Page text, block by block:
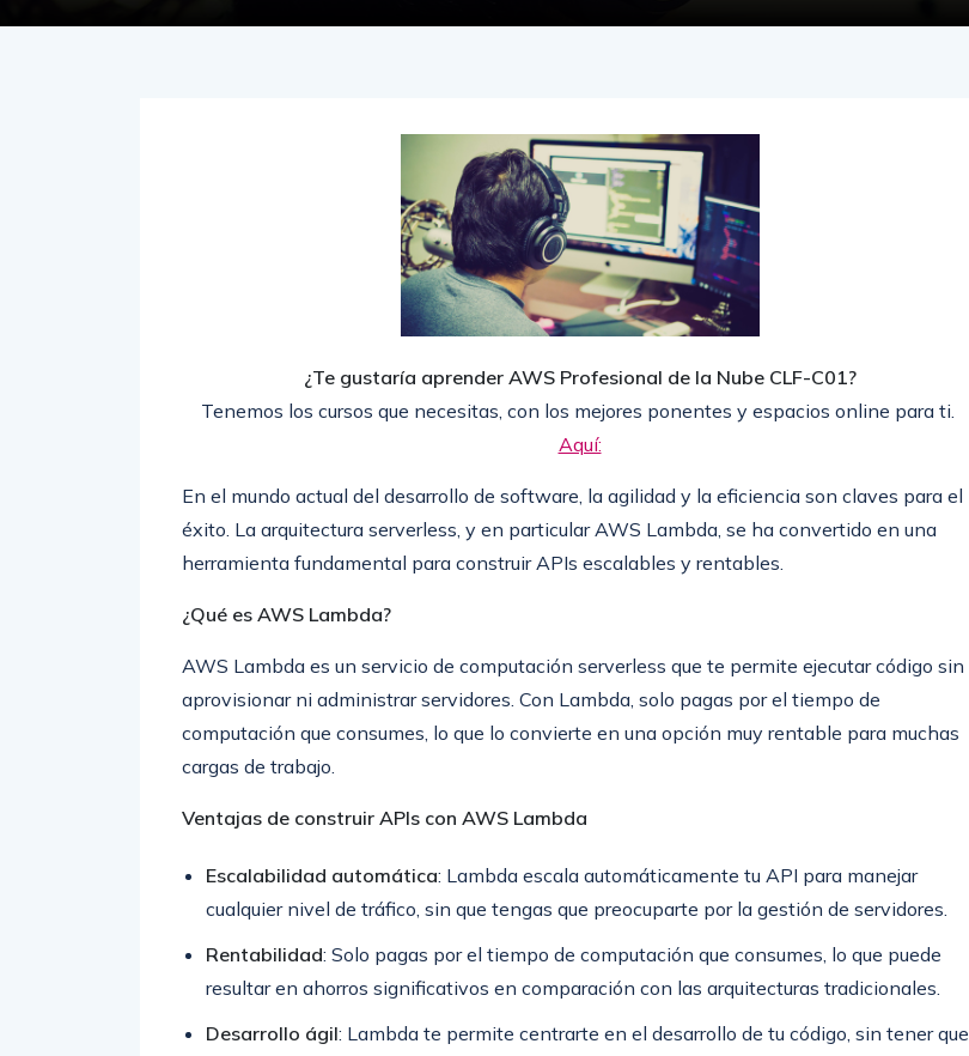
¿Te gustaría aprender AWS Profesional de la Nube CLF-C01?
Tenemos los cursos que necesitas, con los mejores ponentes y espacios online para ti.
Aquí:
En el mundo actual del desarrollo de software, la agilidad y la eficiencia son claves para el
éxito. La arquitectura serverless, y en particular AWS Lambda, se ha convertido en una
herramienta fundamental para construir APIs escalables y rentables.
¿Qué es AWS Lambda?
AWS Lambda es un servicio de computación serverless que te permite ejecutar código sin
aprovisionar ni administrar servidores. Con Lambda, solo pagas por el tiempo de
computación que consumes, lo que lo convierte en una opción muy rentable para muchas
cargas de trabajo.
Ventajas de construir APIs con AWS Lambda
Escalabilidad automática: Lambda escala automáticamente tu API para manejar
cualquier nivel de tráfico, sin que tengas que preocuparte por la gestión de servidores.
Rentabilidad: Solo pagas por el tiempo de computación que consumes, lo que puede
resultar en ahorros significativos en comparación con las arquitecturas tradicionales.
Desarrollo ágil: Lambda te permite centrarte en el desarrollo de tu código, sin tener que